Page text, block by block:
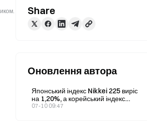
Share
Оновлення автора
Японський індекс Nikkei 225 виріс
на 1,20%, а корейський індекс
KOSPI 10 липня піднявся на 2,52%.
07-10 09:47